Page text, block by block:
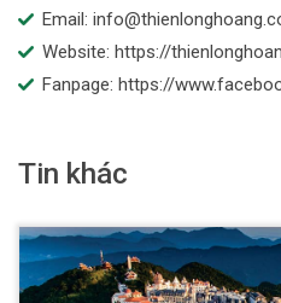
Email:
Website: https://
Fanpage: https://
Tin khác